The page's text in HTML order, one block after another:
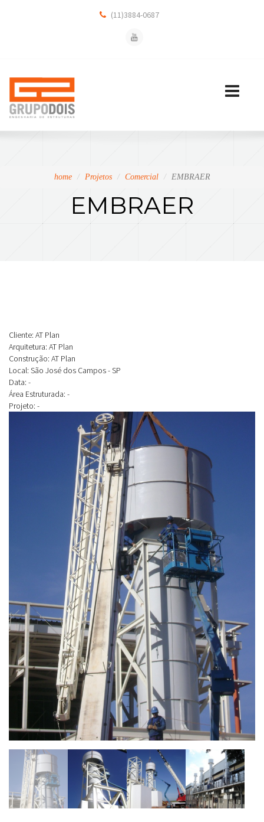
(11)3884-0687
Toggle
home Projetos Comercial EMBRAER
EMBRAER
Cliente: AT Plan
Arquitetura: AT Plan
Construção: AT Plan
Local: São José dos Campos - SP
Data: -
Área Estruturada: -
Projeto: -